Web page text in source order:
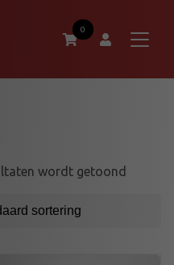
0
wordt getoond